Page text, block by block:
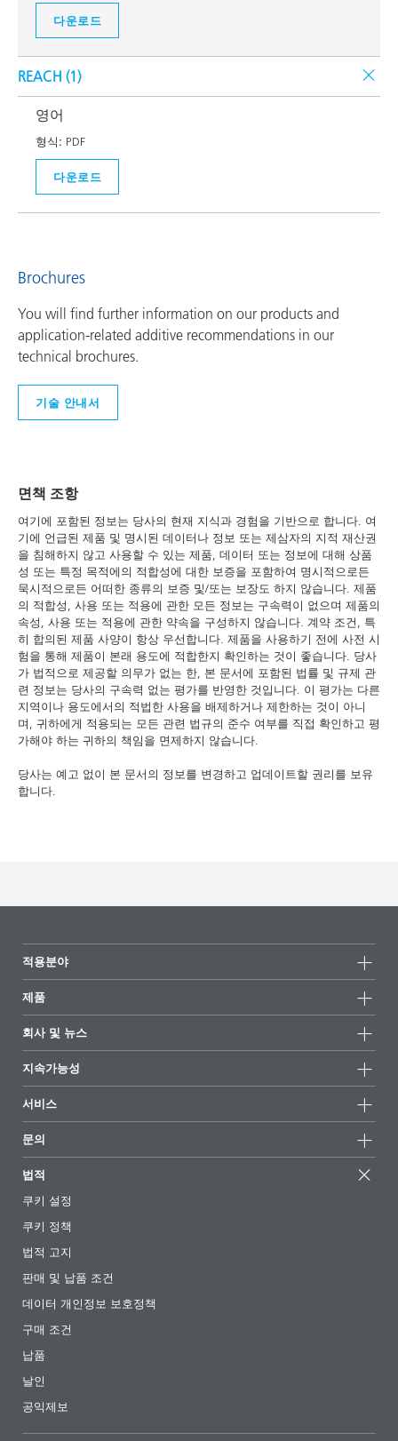
다운로드
REACH (1)
영어
형식: PDF
다운로드
Brochures
You will find further information on our products and
application-related additive recommendations in our
technical brochures.
기술 안내서
면책 조항
여기에 포함된 정보는 당사의 현재 지식과 경험을 기반으로 합니다. 여
기에 언급된 제품 및 명시된 데이터나 정보 또는 제삼자의 지적 재산권
을 침해하지 않고 사용할 수 있는 제품, 데이터 또는 정보에 대해 상품
성 또는 특정 목적에의 적합성에 대한 보증을 포함하여 명시적으로든
묵시적으로든 어떠한 종류의 보증 및/또는 보장도 하지 않습니다. 제품
의 적합성, 사용 또는 적용에 관한 모든 정보는 구속력이 없으며 제품의
속성, 사용 또는 적용에 관한 약속을 구성하지 않습니다. 계약 조건, 특
히 합의된 제품 사양이 항상 우선합니다. 제품을 사용하기 전에 사전 시
험을 통해 제품이 본래 용도에 적합한지 확인하는 것이 좋습니다. 당사
가 법적으로 제공할 의무가 없는 한, 본 문서에 포함된 법률 및 규제 관
련 정보는 당사의 구속력 없는 평가를 반영한 것입니다. 이 평가는 다른
지역이나 용도에서의 적법한 사용을 배제하거나 제한하는 것이 아니
며, 귀하에게 적용되는 모든 관련 법규의 준수 여부를 직접 확인하고 평
가해야 하는 귀하의 책임을 면제하지 않습니다.
당사는 예고 없이 본 문서의 정보를 변경하고 업데이트할 권리를 보유
합니다.
적용분야
제품
모든제품
하이라이트
회사 및 뉴스
뉴스
언론 및 미디어
소재지 및 판매점
전시회 및 이벤트
지속가능성
지속가능한 제품
성공 사례
EcoVadis
인증서
서비스
추천 배합
기사
전자책
규제 현황
첨가제 안내 앱
동영상
다운로드
문의
법적
쿠키 설정
쿠키 정책
법적 고지
판매 및 납품 조건
데이터 개인정보 보호정책
구매 조건
납품
날인
공익제보